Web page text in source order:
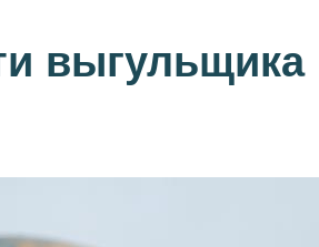
выгульщика